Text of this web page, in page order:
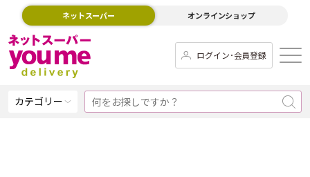
ネットスーパー オンラインショップ
ログイン･会員登録
カテゴリー